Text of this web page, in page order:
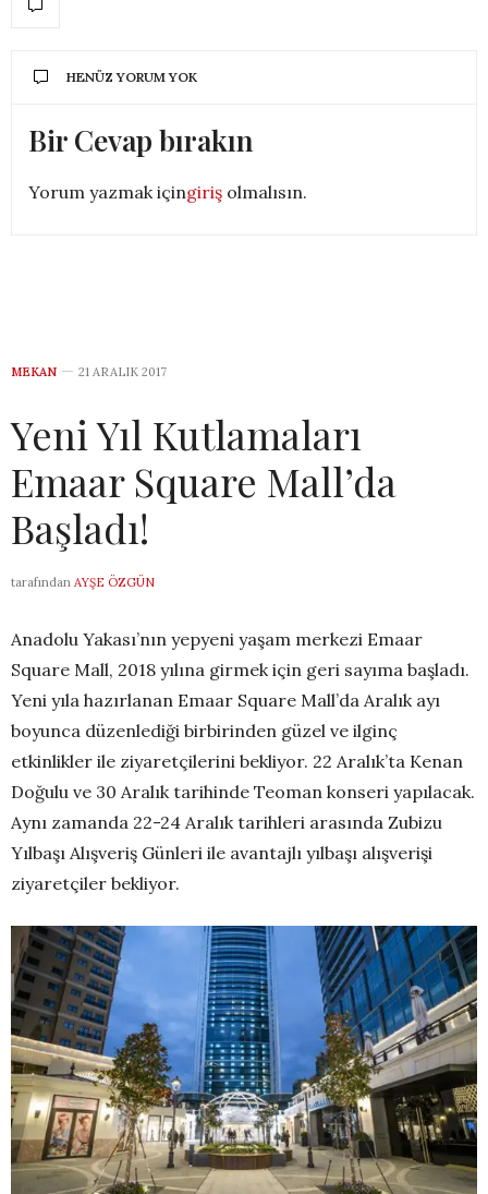
HENÜZ YORUM YOK
Bir Cevap bırakın
Yorum yazmak içingiriş olmalısın.
MEKAN 21 ARALIK 2017
Yeni Yıl Kutlamaları
Emaar Square Mall’da
Başladı!
tarafından AYŞE ÖZGÜN
Anadolu Yakası’nın yepyeni yaşam merkezi Emaar
Square Mall, 2018 yılına girmek için geri sayıma başladı.
Yeni yıla hazırlanan Emaar Square Mall’da Aralık ayı
boyunca düzenlediği birbirinden güzel ve ilginç
etkinlikler ile ziyaretçilerini bekliyor. 22 Aralık’ta Kenan
Doğulu ve 30 Aralık tarihinde Teoman konseri yapılacak.
Aynı zamanda 22-24 Aralık tarihleri arasında Zubizu
Yılbaşı Alışveriş Günleri ile avantajlı yılbaşı alışverişi
ziyaretçiler bekliyor.